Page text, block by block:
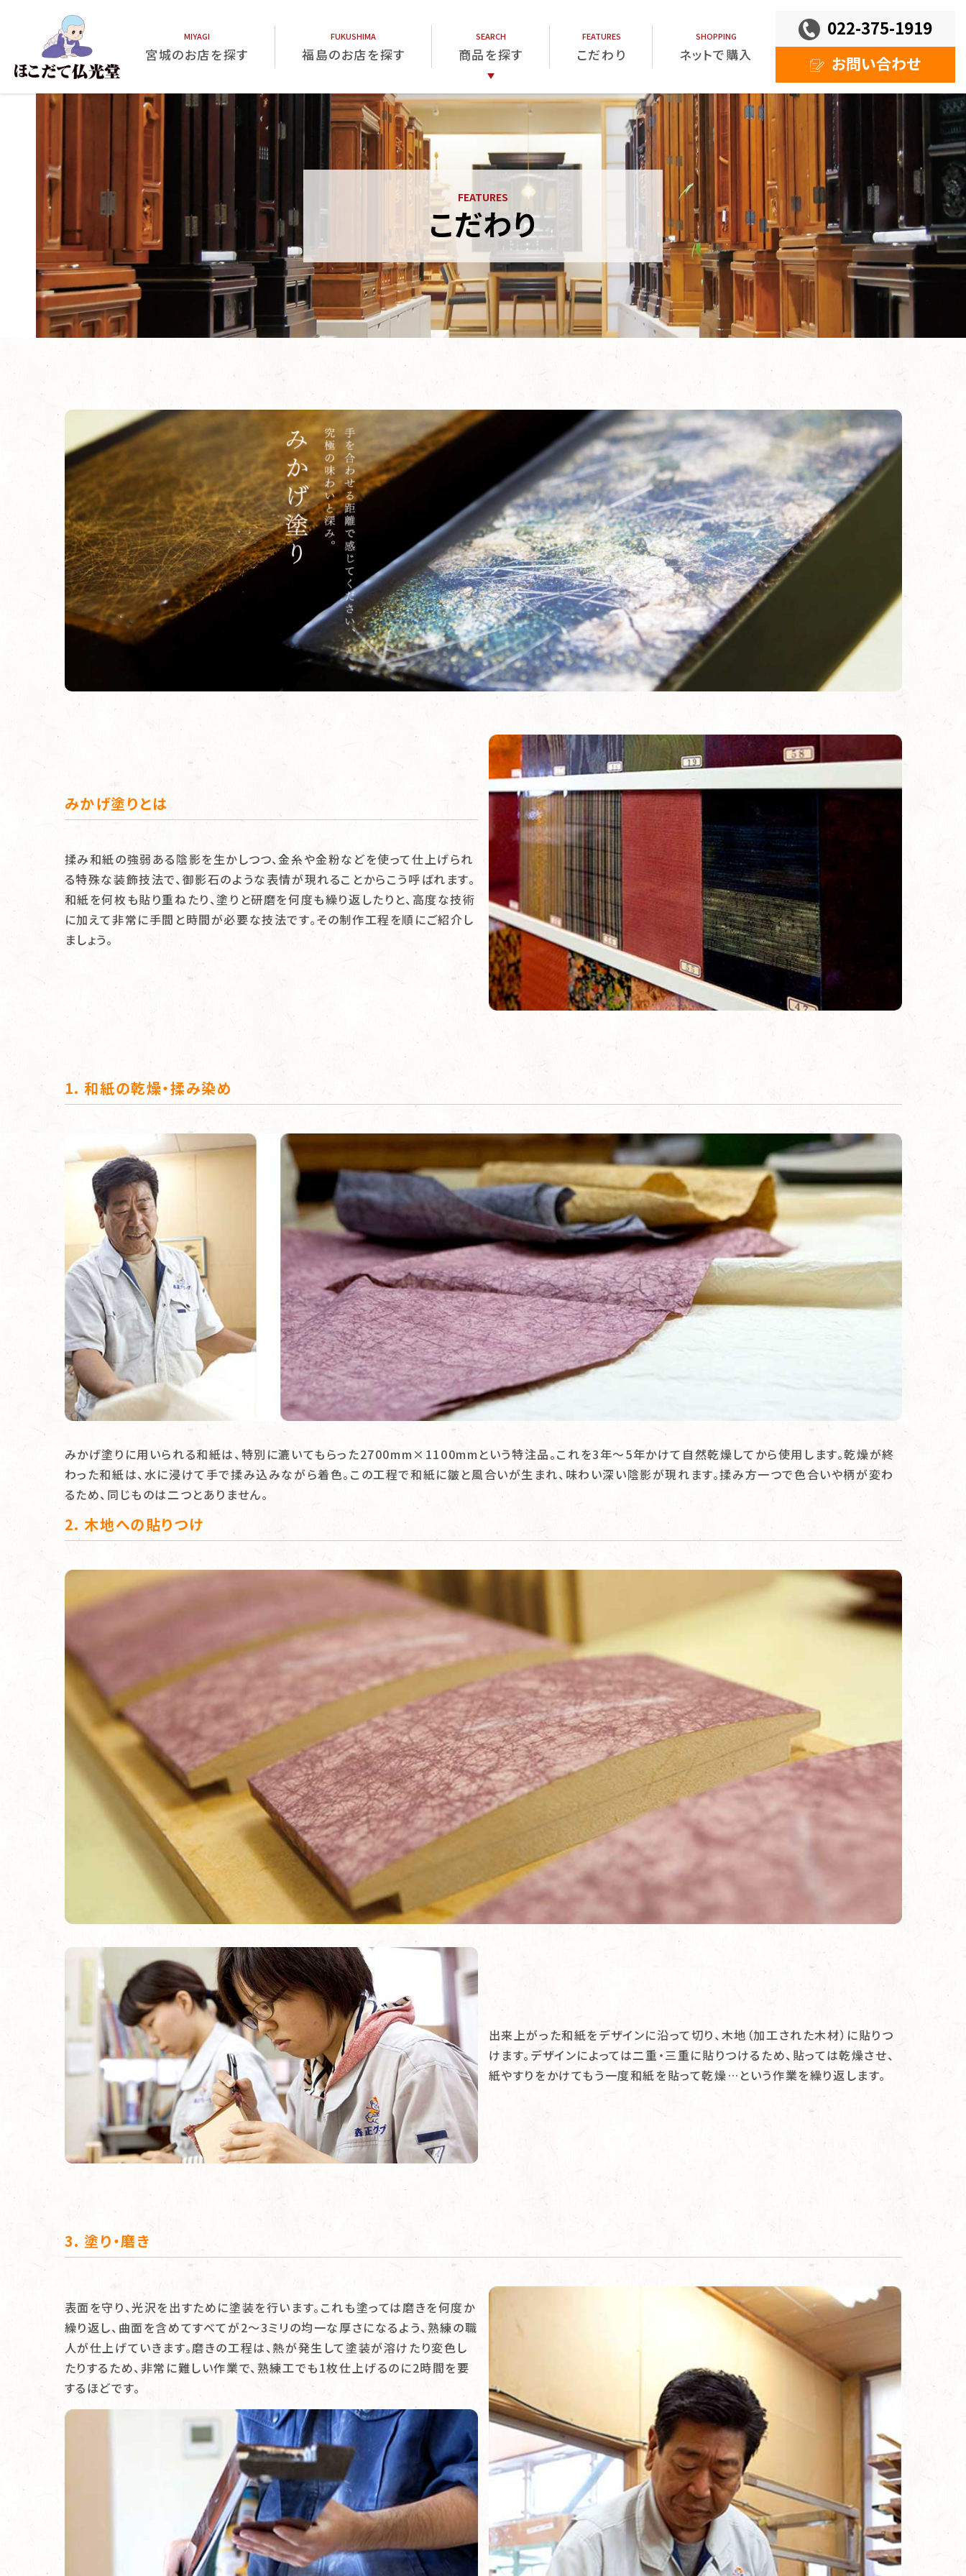
こだわり
022-375-1919
お問い合わせ
宮城のお店を探す 福島のお店を探す 商品を探す
仏壇
位牌
こだわり ネットで購入
みかげ塗りとは
揉み和紙の強弱ある陰影を生かしつつ、金糸や金粉などを使って仕上げられ
る特殊な装飾技法で、御影石のような表情が現れることからこう呼ばれます。
和紙を何枚も貼り重ねたり、塗りと研磨を何度も繰り返したりと、高度な技術
に加えて非常に手間と時間が必要な技法です。その制作工程を順にご紹介し
ましょう。
1. 和紙の乾燥・揉み染め
みかげ塗りに用いられる和紙は、特別に漉いてもらった2700mm×1100mmという特注品。これを3年～5年かけて自然乾燥してから使用します。乾燥が終
わった和紙は、水に浸けて手で揉み込みながら着色。この工程で和紙に皺と風合いが生まれ、味わい深い陰影が現れます。揉み方一つで色合いや柄が変わ
るため、同じものは二つとありません。
2. 木地への貼りつけ
出来上がった和紙をデザインに沿って切り、木地（加工された木材）に貼りつ
けます。デザインによっては二重・三重に貼りつけるため、貼っては乾燥させ、
紙やすりをかけてもう一度和紙を貼って乾燥…という作業を繰り返します。
3. 塗り・磨き
表面を守り、光沢を出すために塗装を行います。これも塗っては磨きを何度か
繰り返し、曲面を含めてすべてが2～3ミリの均一な厚さになるよう、熟練の職
人が仕上げていきます。磨きの工程は、熱が発生して塗装が溶けたり変色し
たりするため、非常に難しい作業で、熟練工でも1枚仕上げるのに2時間を要
するほどです。